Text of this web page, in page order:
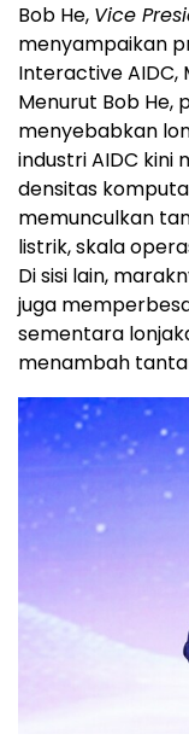
Bob He, Vice
menyampaikan
Interactive AIDC,
Menurut Bob He,
menyebabkan
industri AIDC kini
densitas
memunculkan
listrik, skala
Di sisi lain,
juga
sementara
menambah